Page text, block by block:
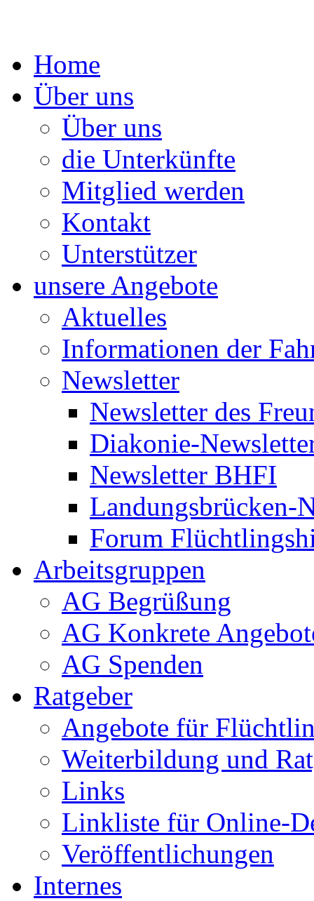
Springe
zum
Home
Über uns
Über uns
die Unterkünfte
Mitglied werden
Kontakt
Unterstützer
unsere Angebote
Aktuelles
Informationen der
Newsletter
Newsletter des
Diakonie-
Newsletter BHFI
Landungsbrücken-
Forum
Arbeitsgruppen
AG Begrüßung
AG Konkrete
AG Spenden
Ratgeber
Angebote für
Weiterbildung und
Links
Linkliste für Online-
Veröffentlichungen
Internes